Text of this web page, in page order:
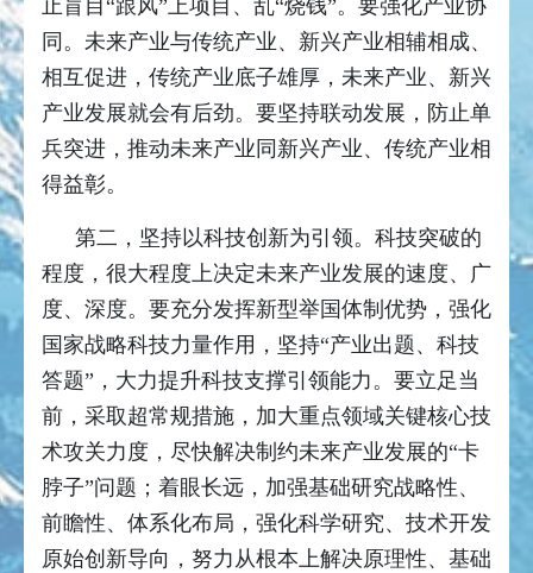
止盲目“跟风”上项目、乱“烧钱”。要强化产业协
同。未来产业与传统产业、新兴产业相辅相成、
相互促进，传统产业底子雄厚，未来产业、新兴
产业发展就会有后劲。要坚持联动发展，防止单
兵突进，推动未来产业同新兴产业、传统产业相
得益彰。
第二，坚持以科技创新为引领。科技突破的
程度，很大程度上决定未来产业发展的速度、广
度、深度。要充分发挥新型举国体制优势，强化
国家战略科技力量作用，坚持“产业出题、科技
答题”，大力提升科技支撑引领能力。要立足当
前，采取超常规措施，加大重点领域关键核心技
术攻关力度，尽快解决制约未来产业发展的“卡
脖子”问题；着眼长远，加强基础研究战略性、
前瞻性、体系化布局，强化科学研究、技术开发
原始创新导向，努力从根本上解决原理性、基础